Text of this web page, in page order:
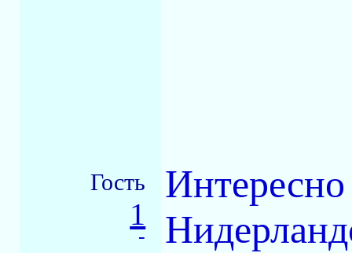
Гость
1
-